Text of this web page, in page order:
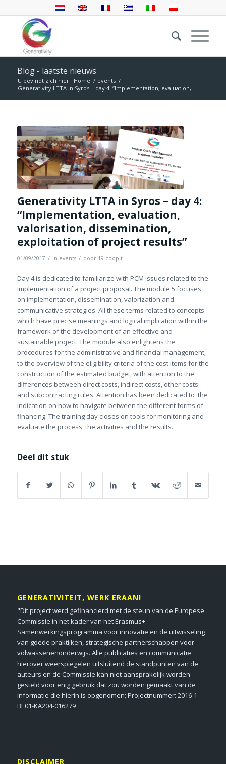
Blog - laatste nieuws
U bevindt zich hier: Home / events /
Generativity LTTA in Syros – day 4: “Implementation, evaluation,...
Generativity LTTA in Syros – day 4:
“Implementation, evaluation,
valorisation, dissemination,
exploitation of project results”
01/09/2017 / in events / door 19.coop t
Day 4 is dedicated to familiarize with PCM issues related to the
implementation of a project proposal. The module 5 focuses
on implementation, dissemination, valorization and
communicative strategies. All these terms related to concepts
which have precise meanings and logical implication within the
framework of the development of an effective and
sustainable project. The module also enlightens the
procedures for the administrative and financial management;
to the overview of the eligibility criteria of the cost items for the
construction of the estimated budget, with attention to the
differences between direct costs, indirect costs, other costs
and subcontracting rules. Attention has been dedicated to the
indication on how to navigate between the different forms of
financing. The training day closes on tools for monitoring and
evaluate the process, the activities and the results.
Deel dit stuk
GENERATIVITEIT, WERK ERAAN!
"Dit project werd gefinancierd met de steun van de Europese
Commissie in het kader van het Erasmus+
Samenwerkingsprogramma voor innovatie en de uitwisseling
van goede praktijken, strategische partnerschappen voor
volwassenenonderwijs. Alle publicaties en communicatie
hierover weerspiegelen uitsluitend de standpunten van de
auteurs en de Commissie kan niet aansprakelijk worden
gesteld voor enig gebruik dat zou worden gemaakt van de
informatie die hierin is opgenomen; Projectnummer: 2016-1-
BE01-KA204-016279
DISCLAIMER